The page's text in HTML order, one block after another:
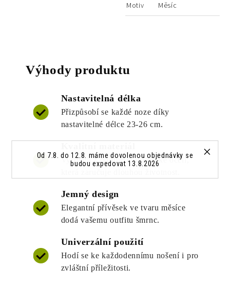
Od 7.8. do 12.8. máme dovolenou objednávky se
budou expedovat 13.8.2026
Motiv
Měsíc
Výhody produktu
Nastavitelná délka
Přizpůsobí se každé noze díky
nastavitelné délce 23-26 cm.
Vyroben z odolné chirurgické oceli,
Jemný design
Elegantní přívěsek ve tvaru měsíce
dodá vašemu outfitu šmrnc.
Univerzální použití
Hodí se ke každodennímu nošení i pro
zvláštní příležitosti.